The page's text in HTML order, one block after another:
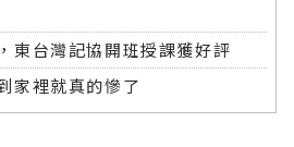
東台灣記協開班授課獲好評
家裡就真的慘了